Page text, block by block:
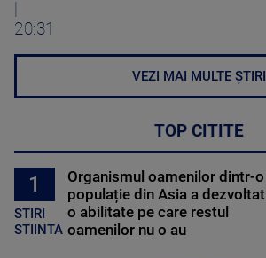
20:31
VEZI MAI MULTE ȘTIRI
TOP CITITE
1
STIRI
STIINTA
Organismul oamenilor dintr-o
populație din Asia a dezvoltat
o abilitate pe care restul
oamenilor nu o au